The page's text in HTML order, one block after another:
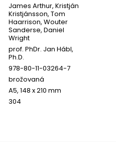
James Arthur, Kristján
Kristjánsson, Tom
Haarrison, Wouter
Sanderse, Daniel
Wright
prof. PhDr. Jan Hábl,
Ph.D.
978-80-11-03264-7
brožovaná
A5, 148 x 210 mm
304